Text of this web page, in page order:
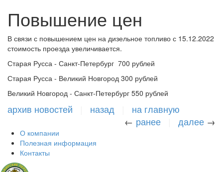
Повышение цен
В связи с повышением цен на дизельное топливо с 15.12.2022
стоимость проезда увеличивается.
Старая Русса - Санкт-Петербург 700 рублей
Старая Русса - Великий Новгород 300 рублей
Великий Новгород - Санкт-Петербург 550 рублей
архив новостей назад
на главную
← ранее далее →
О компании
Полезная информация
Контакты